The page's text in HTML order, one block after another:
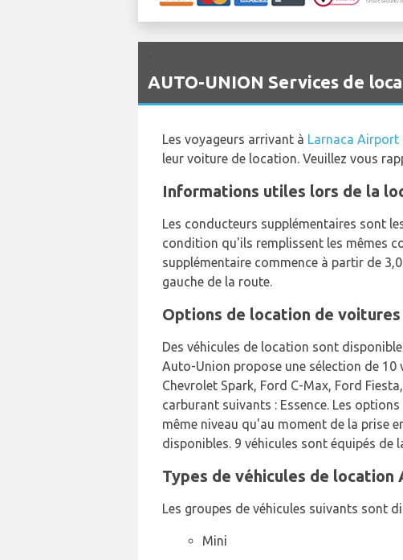
AUTO-UNION Services de
Les voyageurs arrivant à Larnaca Airport
leur voiture de location. Veuillez vous
Informations utiles lors de la
Les conducteurs supplémentaires sont
condition qu'ils remplissent les mêmes
supplémentaire commence à partir de
gauche de la route.
Options de location de
Des véhicules de location sont
Auto-Union propose une sélection de
Chevrolet Spark, Ford C-Max, Ford
carburant suivants : Essence. Les
même niveau qu'au moment de la prise
disponibles. 9 véhicules sont équipés de
Types de véhicules de location
Les groupes de véhicules suivants sont
Mini